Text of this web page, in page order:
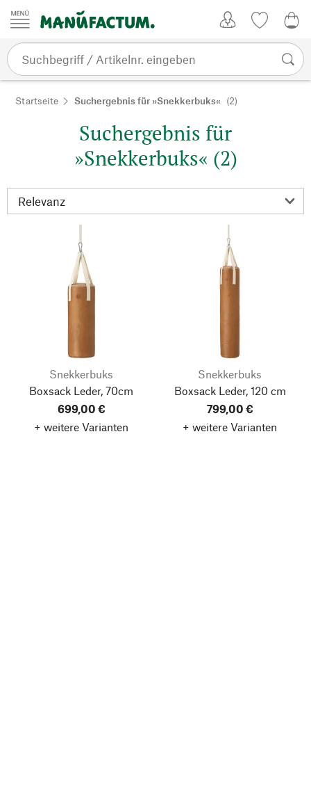
Zum Inhalt springen
Startseite Suchergebnis für »Snekkerbuks« (2)
Suchergebnis für
»Snekkerbuks« (2)
Snekkerbuks
Boxsack Leder, 70cm
699,00 €
+ weitere Varianten
Snekkerbuks
Boxsack Leder, 120 cm
799,00 €
+ weitere Varianten